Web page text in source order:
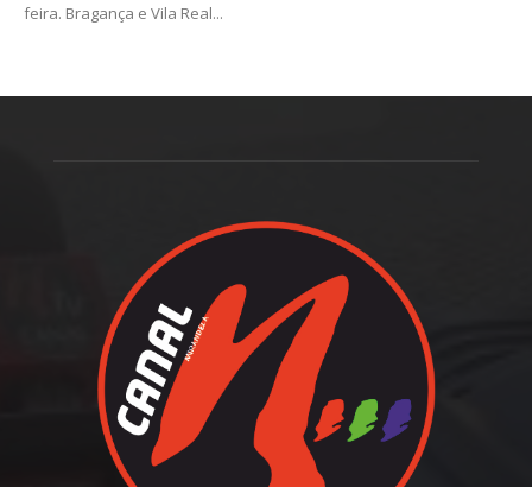
feira. Bragança e Vila Real...